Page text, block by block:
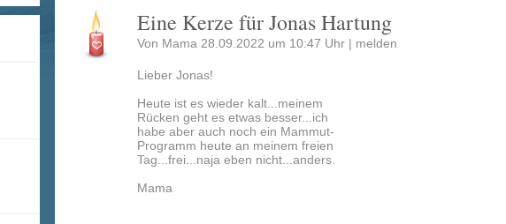
Eine Kerze für Jonas Hartung
Von Mama 28.09.2022 um 10:47 Uhr | melden
Lieber Jonas!
Heute ist es wieder kalt...meinem
Rücken geht es etwas besser...ich
habe aber auch noch ein Mammut-
Programm heute an meinem freien
Tag...frei...naja eben nicht...anders.
Mama